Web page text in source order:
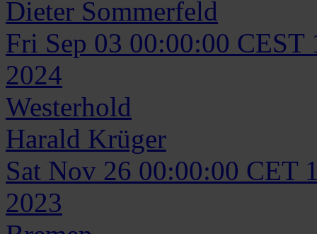
Dieter Sommerfeld
Fri Sep 03 00:00:00 CEST
2024
Westerhold
Harald Krüger
Sat Nov 26 00:00:00 CET
2023